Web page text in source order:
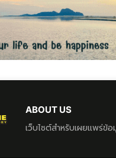
ABOUT US
เว็บไซต์สำหรับเผยแพร่ข้